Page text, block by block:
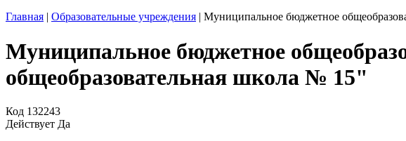
Главная | Образовательные учреждения | Муниципальное бюджетное
Муниципальное бюджетное
общеобразовательная школа № 15"
Код 132243
Действует Да